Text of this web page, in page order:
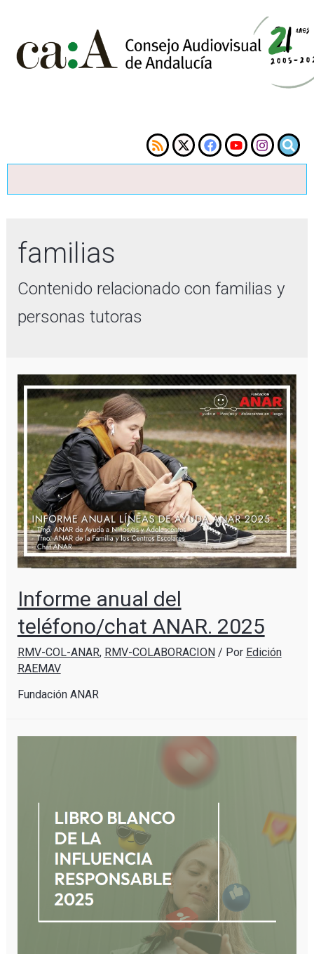
familias
Contenido relacionado con familias y
personas tutoras
Informe anual del
teléfono/chat ANAR. 2025
RMV-COL-ANAR, RMV-COLABORACION/ Por Edición
RAEMAV
Fundación ANAR